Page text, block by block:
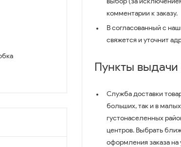
комментарии к заказу.
В согласованный с
свяжется и уточнит
Пункты
Служба доставки
больших, так и в
густонаселенных
центров. Выбрать
оформления заказа на